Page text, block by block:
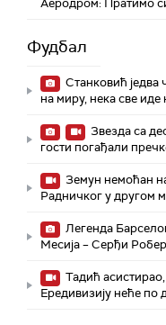
Аеродром: Пратимо
Фудбал
Станковић једва
на миру, нека све иде
Звезда са
гости погађали
Земун немоћан
Радничког у другом
Легенда
Месија – Серђи
Тадић
Ередивизију неће по